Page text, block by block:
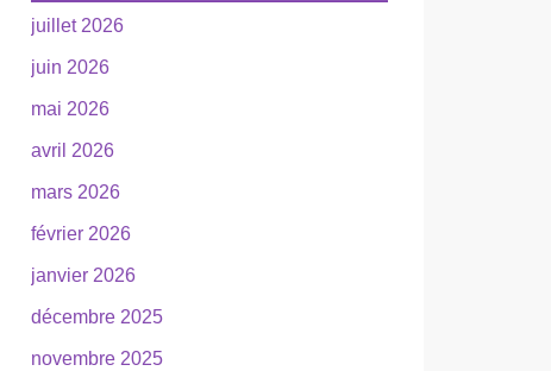
juillet 2026
juin 2026
mai 2026
avril 2026
mars 2026
février 2026
janvier 2026
décembre 2025
novembre 2025